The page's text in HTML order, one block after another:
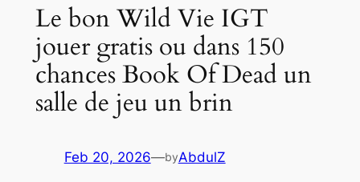
Le bon Wild Vie IGT
jouer gratis ou dans 150
chances Book Of Dead un
salle de jeu un brin
Feb 20, 2026—byAbdulZ